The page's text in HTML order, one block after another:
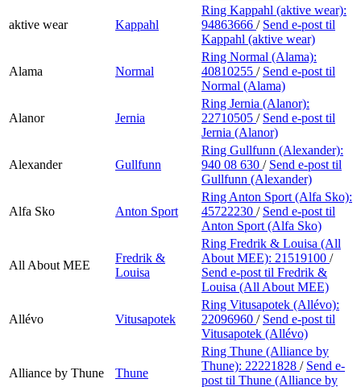
aktive wear Kappahl
Ring Kappahl (aktive wear):
94863666 / Send e-post til
Kappahl (aktive wear)
Alama Normal
Ring Normal (Alama):
40810255 / Send e-post til
Normal (Alama)
Alanor Jernia
Ring Jernia (Alanor):
22710505 / Send e-post til
Jernia (Alanor)
Alexander Gullfunn
Ring Gullfunn (Alexander):
940 08 630 / Send e-post til
Gullfunn (Alexander)
Alfa Sko Anton Sport
Ring Anton Sport (Alfa Sko):
45722230 / Send e-post til
Anton Sport (Alfa Sko)
All About MEE
Fredrik &
Louisa
Ring Fredrik & Louisa (All
About MEE): 21519100 /
Send e-post til Fredrik &
Louisa (All About MEE)
Allévo Vitusapotek
Ring Vitusapotek (Allévo):
22096960 / Send e-post til
Vitusapotek (Allévo)
Alliance by Thune Thune
Ring Thune (Alliance by
Thune): 22221828 / Send e-
post til Thune (Alliance by